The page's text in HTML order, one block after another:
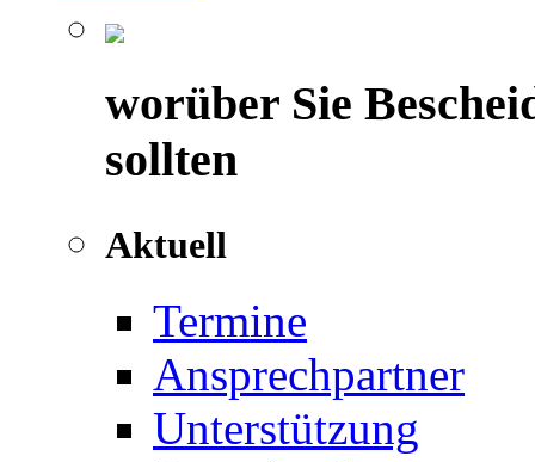
worüber Sie
sollten
Aktuell
Termine
Ansprechpartner
Unterstützung